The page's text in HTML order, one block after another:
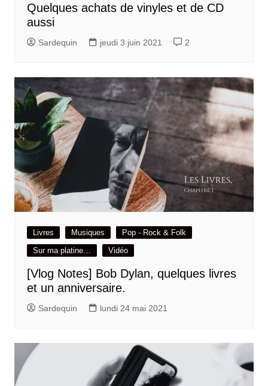
Quelques achats de vinyles et de CD
aussi
Sardequin jeudi 3 juin 2021 2
Livres Musiques
Pop - Rock & Folk
Sur ma platine…
Vidéo
[Vlog Notes] Bob Dylan, quelques livres
et un anniversaire.
Sardequin lundi 24 mai 2021